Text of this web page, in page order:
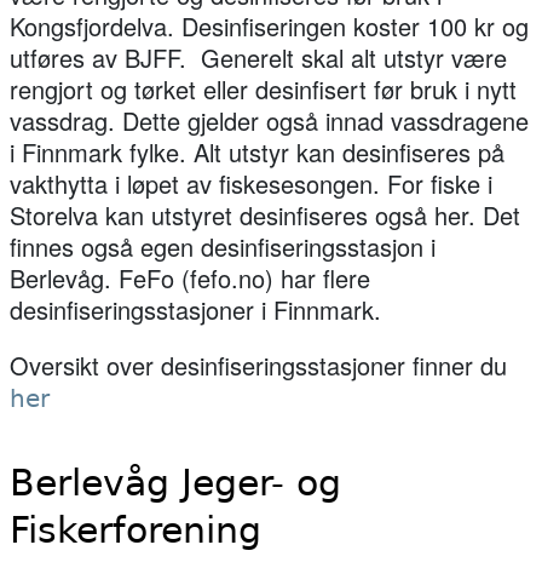
Kongsfjordelva. Desinfiseringen koster 100 kr og
utføres av BJFF. Generelt skal alt utstyr være
rengjort og tørket eller desinfisert før bruk i nytt
vassdrag. Dette gjelder også innad vassdragene
i Finnmark fylke. Alt utstyr kan desinfiseres på
vakthytta i løpet av fiskesesongen. For fiske i
Storelva kan utstyret desinfiseres også her. Det
finnes også egen desinfiseringsstasjon i
Berlevåg. FeFo (fefo.no) har flere
desinfiseringsstasjoner i Finnmark.
Oversikt over desinfiseringsstasjoner finner du
her
Berlevåg Jeger- og
Fiskerforening